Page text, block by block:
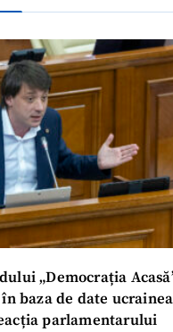
SUSȚINE
„Democrația
baza de date
parlamentarului